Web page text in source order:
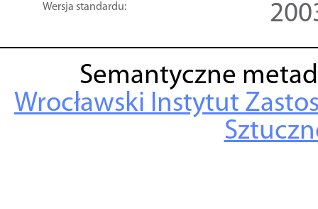
Wersja standardu:
Semantyczne
Wrocławski Instytut